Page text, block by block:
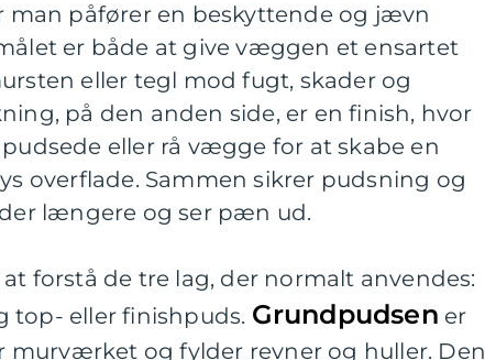
man påfører en beskyttende og jævn
er både at give væggen et ensartet
eller tegl mod fugt, skader og
på den anden side, er en finish, hvor
eller rå vægge for at skabe en
overflade. Sammen sikrer pudsning og
længere og ser pæn ud.
forstå de tre lag, der normalt anvendes:
top- eller finishpuds. Grundpudsen er
og fylder revner og huller. Den